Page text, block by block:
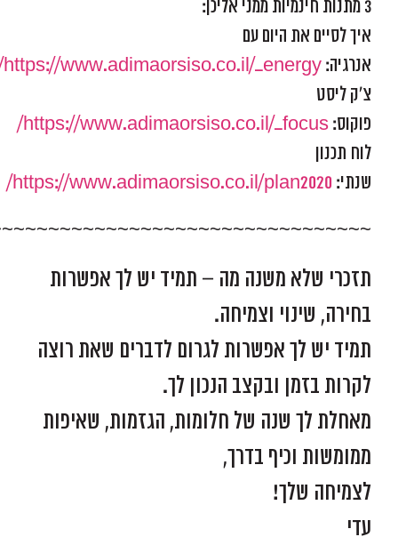
3 מתנות חינמיות ממני אליכן:
איך לסיים את היום עם
אנרגיה: https://www.adimaorsiso.co.il/_energy/
צ'ק ליסט
פוקוס: https://www.adimaorsiso.co.il/_focus/
לוח תכנון
שנתי: https://www.adimaorsiso.co.il/plan2020/
תזכרי שלא משנה מה – תמיד יש לך אפשרות
בחירה, שינוי וצמיחה.
תמיד יש לך אפשרות לגרום לדברים שאת רוצה
לקרות בזמן ובקצב הנכון לך.
מאחלת לך שנה של חלומות, הגזמות, שאיפות
ממומשות וכיף בדרך,
לצמיחה שלך!
עדי